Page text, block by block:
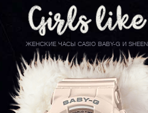
ЖЕНСКИЕ ЧАСЫ CASIO BABY-G И SHEEN